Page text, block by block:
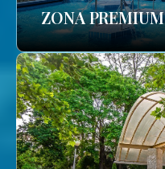
ZONA PREMIUM